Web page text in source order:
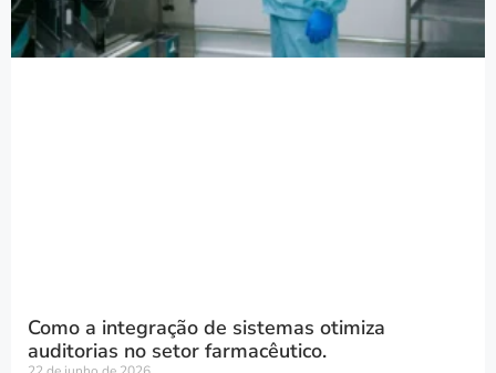
Como a integração de sistemas otimiza
auditorias no setor farmacêutico.